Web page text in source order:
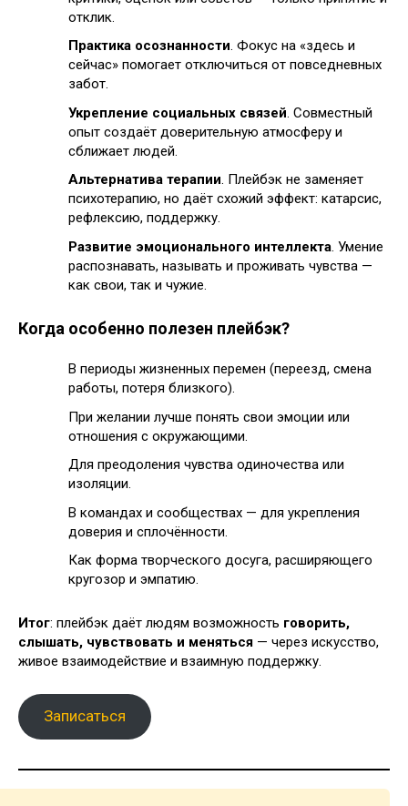
отклик.
Практика осознанности. Фокус на «здесь и
сейчас» помогает отключиться от повседневных
забот.
Укрепление социальных связей . Совместный
опыт создаёт доверительную атмосферу и
сближает людей.
Альтернатива терапии. Плейбэк не заменяет
психотерапию, но даёт схожий эффект: катарсис,
рефлексию, поддержку.
Развитие эмоционального интеллекта . Умение
распознавать, называть и проживать чувства —
как свои, так и чужие.
Когда особенно полезен плейбэк?
В периоды жизненных перемен (переезд, смена
работы, потеря близкого).
При желании лучше понять свои эмоции или
отношения с окружающими.
Для преодоления чувства одиночества или
изоляции.
В командах и сообществах — для укрепления
доверия и сплочённости.
Как форма творческого досуга, расширяющего
кругозор и эмпатию.
Итог: плейбэк даёт людям возможность говорить,
слышать, чувствовать и меняться — через искусство,
живое взаимодействие и взаимную поддержку.
Записаться